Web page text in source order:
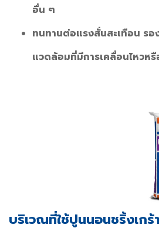
อื่น ๆ
ทนทานต่อแรงสั่นสะเทือน รอ
แวดล้อมที่มีการเคลื่อนไหวห
บริเวณที่ใช้ปูนนอนชริ้งเกร้